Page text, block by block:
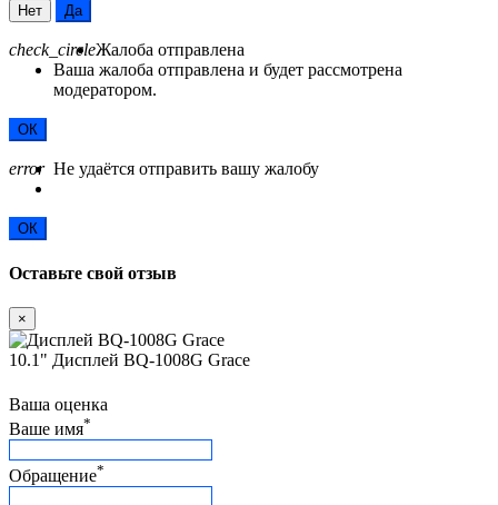
Нет Да
check_circleЖалоба отправлена
Ваша жалоба отправлена и будет рассмотрена
модератором.
ОК
error Не удаётся отправить вашу жалобу
ОК
Оставьте свой отзыв
×
10.1" Дисплей BQ-1008G Grace
Ваша оценка
Ваше имя*
Обращение*